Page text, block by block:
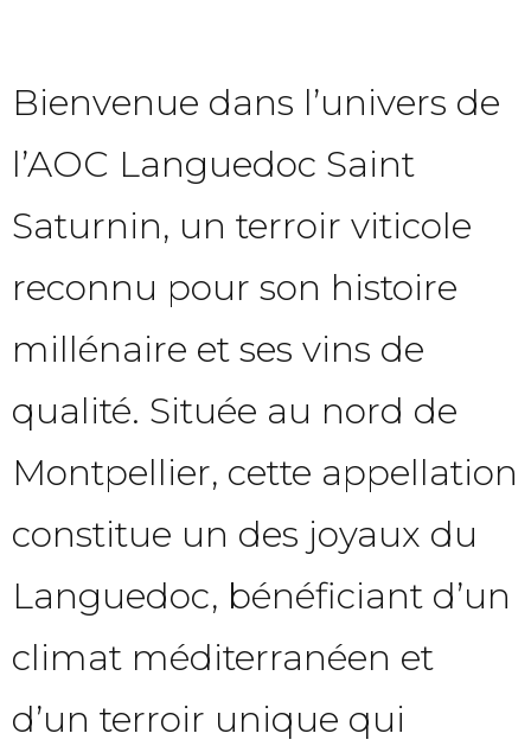
Bienvenue dans l’univers de
l’AOC Languedoc Saint
Saturnin, un terroir viticole
reconnu pour son histoire
millénaire et ses vins de
qualité. Située au nord de
Montpellier, cette appellation
constitue un des joyaux du
Languedoc, bénéficiant d’un
climat méditerranéen et
d’un terroir unique qui